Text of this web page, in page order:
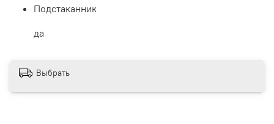
Подстаканник
да
Выбрать